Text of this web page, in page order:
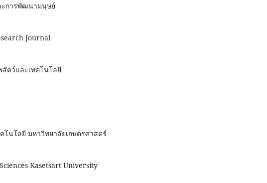
ะการพัฒนามนุษย์
Journal
ตว์และเทคโนโลยี
โนโลยี มหาวิทยาลัยเกษตรศาสตร์
Kasetsart University